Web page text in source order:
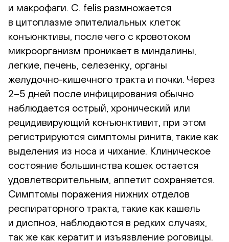
и макрофаги. C. felis размножается
в цитоплазме эпителиальных клеток
конъюнктивы, после чего с кровотоком
микроорганизм проникает в миндалины,
легкие, печень, селезенку, органы
желудочно-кишечного тракта и почки. Через
2–5 дней после инфицирования обычно
наблюдается острый, хронический или
рецидивирующий конъюнктивит, при этом
регистрируются симптомы ринита, такие как
выделения из носа и чихание. Клиническое
состояние большинства кошек остается
удовлетворительным, аппетит сохраняется.
Симптомы поражения нижних отделов
респираторного тракта, такие как кашель
и диспноэ, наблюдаются в редких случаях,
так же как кератит и изъязвление роговицы.